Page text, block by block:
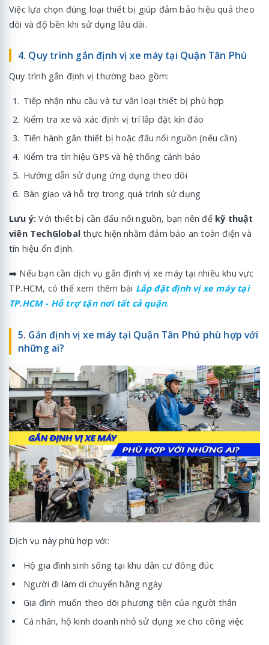
Việc lựa chọn đúng loại thiết bị giúp đảm bảo hiệu quả theo
dõi và độ bền khi sử dụng lâu dài.
4. Quy trình gắn định vị xe máy tại Quận Tân Phú
Quy trình gắn định vị thường bao gồm:
Tiếp nhận nhu cầu và tư vấn loại thiết bị phù hợp
Kiểm tra xe và xác định vị trí lắp đặt kín đáo
Tiến hành gắn thiết bị hoặc đấu nối nguồn (nếu cần)
Kiểm tra tín hiệu GPS và hệ thống cảnh báo
Hướng dẫn sử dụng ứng dụng theo dõi
Bàn giao và hỗ trợ trong quá trình sử dụng
Lưu ý: Với thiết bị cần đấu nối nguồn, bạn nên để kỹ thuật
viên TechGlobal thực hiện nhằm đảm bảo an toàn điện và
tín hiệu ổn định.
➡️ Nếu bạn cần dịch vụ gắn định vị xe máy tại nhiều khu vực
TP.HCM, có thể xem thêm bài Lắp đặt định vị xe máy tại
TP.HCM - Hỗ trợ tận nơi tất cả quận.
5. Gắn định vị xe máy tại Quận Tân Phú phù hợp với
những ai?
Dịch vụ này phù hợp với:
Hộ gia đình sinh sống tại khu dân cư đông đúc
Người đi làm di chuyển hằng ngày
Gia đình muốn theo dõi phương tiện của người thân
Cá nhân, hộ kinh doanh nhỏ sử dụng xe cho công việc